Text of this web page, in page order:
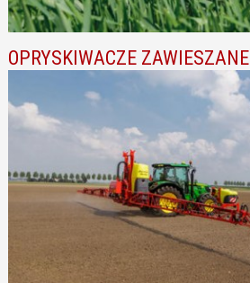
OPRYSKIWACZE ZAWIESZANE